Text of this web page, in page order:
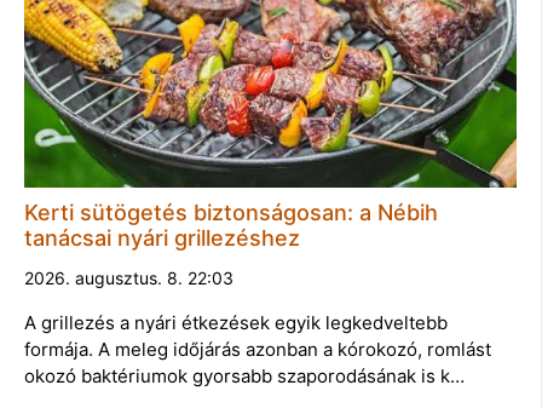
Kerti sütögetés biztonságosan: a Nébih
tanácsai nyári grillezéshez
2026. augusztus. 8. 22:03
A grillezés a nyári étkezések egyik legkedveltebb
formája. A meleg időjárás azonban a kórokozó, romlást
okozó baktériumok gyorsabb szaporodásának is k…